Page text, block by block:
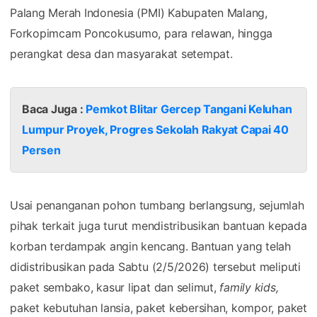
Palang Merah Indonesia (PMI) Kabupaten Malang,
Forkopimcam Poncokusumo, para relawan, hingga
perangkat desa dan masyarakat setempat.
Baca Juga : Pemkot Blitar Gercep Tangani Keluhan
Lumpur Proyek, Progres Sekolah Rakyat Capai 40
Persen
Usai penanganan pohon tumbang berlangsung, sejumlah
pihak terkait juga turut mendistribusikan bantuan kepada
korban terdampak angin kencang. Bantuan yang telah
didistribusikan pada Sabtu (2/5/2026) tersebut meliputi
paket sembako, kasur lipat dan selimut, family kids,
paket kebutuhan lansia, paket kebersihan, kompor, paket